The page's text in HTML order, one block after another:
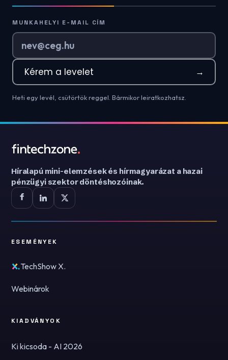
MUNKAHELYI E-MAIL CÍM
Kérem a levelet →
Heti egy levél, csütörtök reggel. Bármikor leiratkozhatsz.
Híralapú mini-elemzések és hírmagyarázat a hazai
pénzügyi szektor döntéshozóinak.
ESEMÉNYEK
TechShow X.
Webinárok
KIADVÁNYOK
Ki kicsoda - AI 2026